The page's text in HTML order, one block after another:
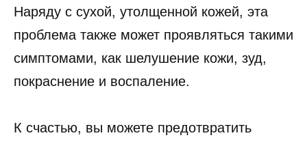
Наряду с сухой, утолщенной кожей, эта
проблема также может проявляться такими
симптомами, как шелушение кожи, зуд,
покраснение и воспаление.
К счастью, вы можете предотвратить